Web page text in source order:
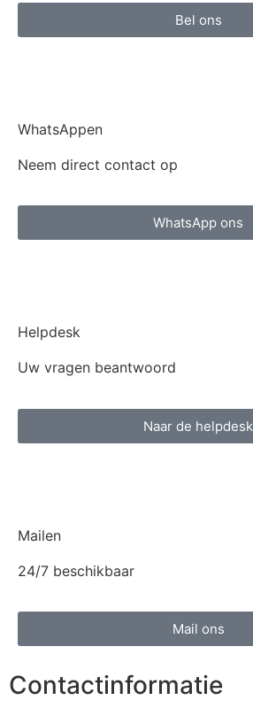
Bel ons
WhatsAppen
Neem direct contact op
WhatsApp ons
Helpdesk
Uw vragen beantwoord
Naar de helpdesk
Mailen
24/7 beschikbaar
Mail ons
Contactinformatie